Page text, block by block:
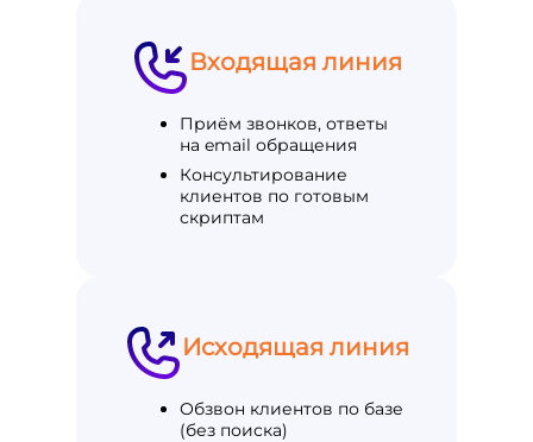
Входящая линия
Приём звонков, ответы
на email обращения
Консультирование
клиентов по готовым
скриптам
Исходящая линия
Обзвон клиентов по базе
(без поиска)